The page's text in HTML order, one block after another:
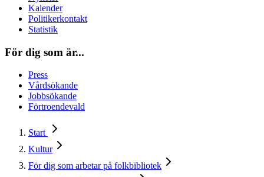
Kalender
Politikerkontakt
Statistik
För dig som är...
Press
Vårdsökande
Jobbsökande
Förtroendevald
Start
Kultur
För dig som arbetar på folkbibliotek